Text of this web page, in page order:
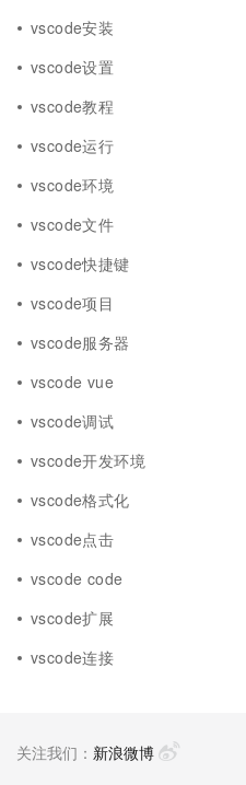
vscode安装
vscode设置
vscode教程
vscode运行
vscode环境
vscode文件
vscode快捷键
vscode项目
vscode服务器
vscode vue
vscode调试
vscode开发环境
vscode格式化
vscode点击
vscode code
vscode扩展
vscode连接
关注我们： 新浪微博